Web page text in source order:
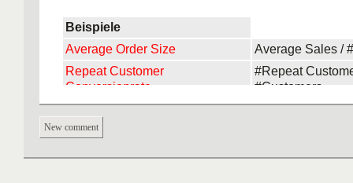
Beispiele
Average Order Size
Average Sales /
Repeat Customer
Conversionrate
#Repeat
#Customers
New comment